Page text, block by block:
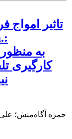
تاثیر امواج
کارگیری
حمزه آگاه‌منش؛